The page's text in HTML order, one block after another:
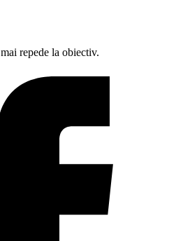
repede la obiectiv.